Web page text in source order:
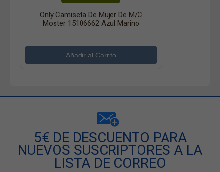
Only Camiseta De Mujer De M/c
Moster 15106662 Azul Marino
5€ DE DESCUENTO PARA
NUEVOS SUSCRIPTORES A LA
LISTA DE CORREO